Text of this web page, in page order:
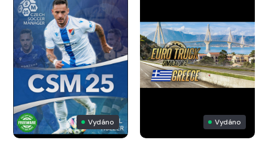
Vydáno Vydáno